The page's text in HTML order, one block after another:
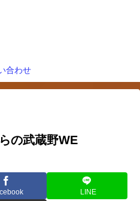
合わせ
の武蔵野WE
LINE